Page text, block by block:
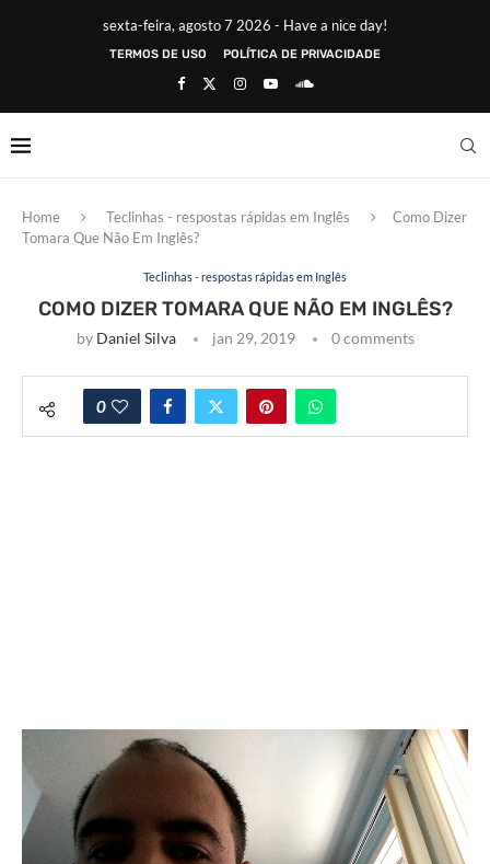
sexta-feira, agosto 7 2026 - Have a nice day!
TERMOS DE USO POLÍTICA DE PRIVACIDADE
Home Teclinhas - respostas rápidas em Inglês
Como Dizer
Tomara Que Não Em Inglês?
Teclinhas - respostas rápidas em Inglês
COMO DIZER TOMARA QUE NÃO EM INGLÊS?
by Daniel Silva jan 29, 2019 0 comments
0